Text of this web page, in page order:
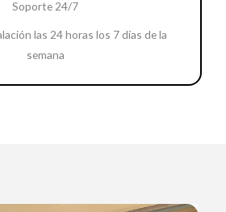
Soporte 24/7
las 24 horas los 7 días de la
semana